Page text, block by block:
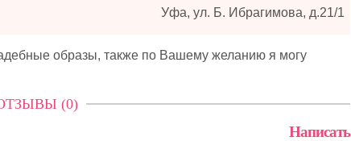
Уфа, ул. Б. Ибрагимова, д.21/1
образы, также по Вашему желанию я могу
(0)
Написать